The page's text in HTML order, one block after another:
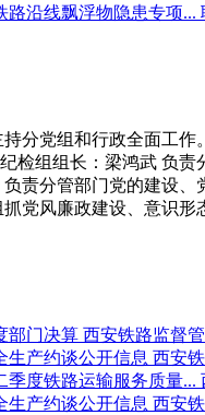
路沿线飘浮物隐患专项...
党组和行政全面工作
组组长：梁鸿武 负责
分管部门党的建设、
风廉政建设、意识形
部门决算 西安铁路监督
生产约谈公开信息 西安
季度铁路运输服务质量...
生产约谈公开信息 西安